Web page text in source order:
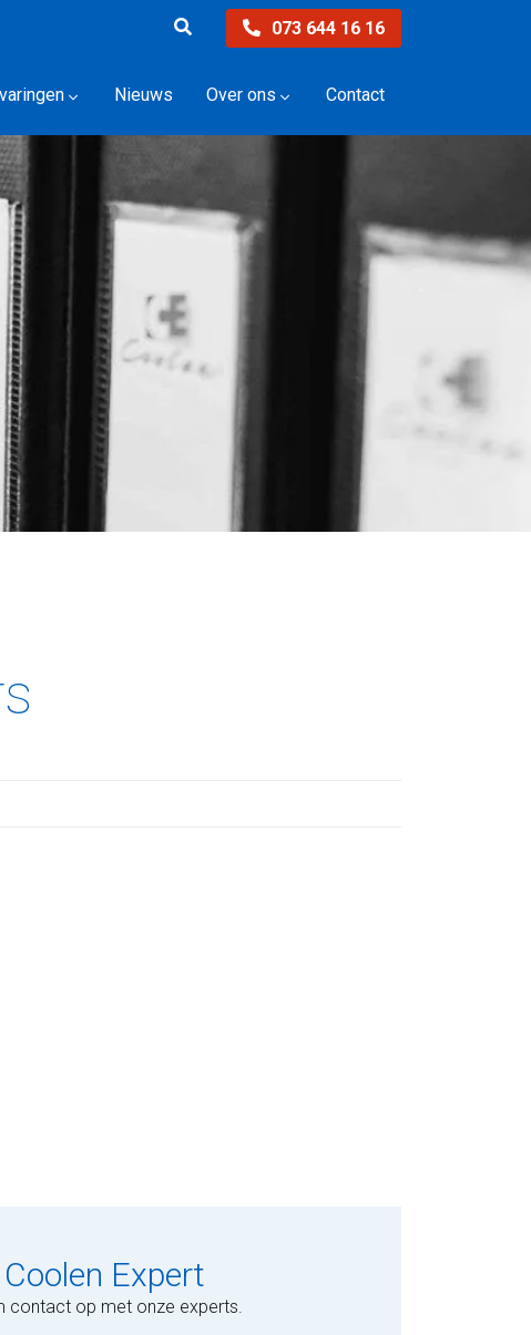
073 644 16 16
Nieuws Over ons Contact
Coolen Expert
contact op met onze experts.